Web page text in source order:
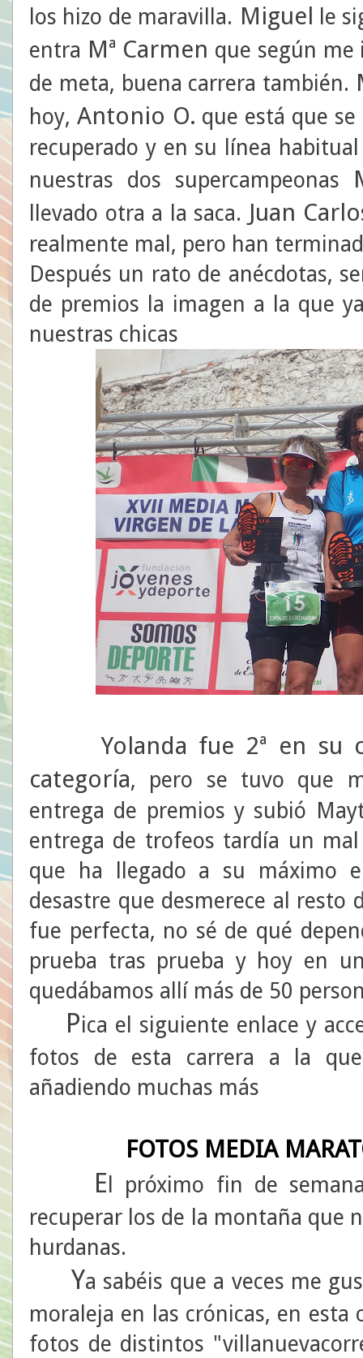
los hizo de maravilla. Miguel le
entra Mª Carmen que según
de meta, buena carrera también.
hoy, Antonio O. que está que
recuperado y en su línea
nuestras dos supercampeonas
llevado otra a la saca. Juan
realmente mal, pero han
Después un rato de anécdotas,
de premios la imagen a la que
nuestras chicas
Yolanda fue 2ª en su
categoría, pero se tuvo que
entrega de premios y subió
entrega de trofeos tardía un
que ha llegado a su máximo
desastre que desmerece al resto
fue perfecta, no sé de qué
prueba tras prueba y hoy en
quedábamos allí más de 50
Pica el siguiente enlace y
fotos de esta carrera a la
añadiendo muchas más
FOTOS MEDIA
E l próximo fin de
recuperar los de la montaña que
hurdanas.
Ya sabéis que a veces me
moraleja en las crónicas, en
fotos de distintos